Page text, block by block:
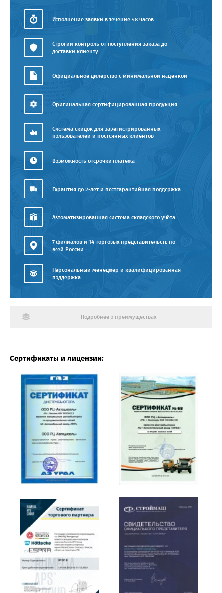
Исполнение заявки в течение 48 часов
Строгий контроль от поступления заказа до
доставки клиенту
Официальное дилерство с минимальной наценкой
Оригинальная сертифицированная продукция
Система скидок для зарегистрированных
пользователей и постоянных клиентов
Возможность отсрочки платежа
Гарантия до 2-лет и постгарантийная поддержка
Автоматизированная система складского учёта
7 филиалов и 14 торговых представительств по
всей России
Персональный менеджер и квалифицированная
поддержка
Подробнее о преимуществах
Сертификаты и лицензии: